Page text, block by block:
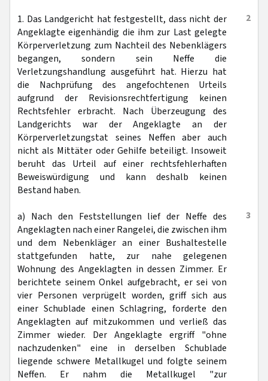
2
1. Das Landgericht hat festgestellt, dass nicht der
Angeklagte eigenhändig die ihm zur Last gelegte
Körperverletzung zum Nachteil des Nebenklägers
begangen, sondern sein Neffe die
Verletzungshandlung ausgeführt hat. Hierzu hat
die Nachprüfung des angefochtenen Urteils
aufgrund der Revisionsrechtfertigung keinen
Rechtsfehler erbracht. Nach Überzeugung des
Landgerichts war der Angeklagte an der
Körperverletzungstat seines Neffen aber auch
nicht als Mittäter oder Gehilfe beteiligt. Insoweit
beruht das Urteil auf einer rechtsfehlerhaften
Beweiswürdigung und kann deshalb keinen
Bestand haben.
3
a) Nach den Feststellungen lief der Neffe des
Angeklagten nach einer Rangelei, die zwischen ihm
und dem Nebenkläger an einer Bushaltestelle
stattgefunden hatte, zur nahe gelegenen
Wohnung des Angeklagten in dessen Zimmer. Er
berichtete seinem Onkel aufgebracht, er sei von
vier Personen verprügelt worden, griff sich aus
einer Schublade einen Schlagring, forderte den
Angeklagten auf mitzukommen und verließ das
Zimmer wieder. Der Angeklagte ergriff "ohne
nachzudenken" eine in derselben Schublade
liegende schwere Metallkugel und folgte seinem
Neffen. Er nahm die Metallkugel "zur